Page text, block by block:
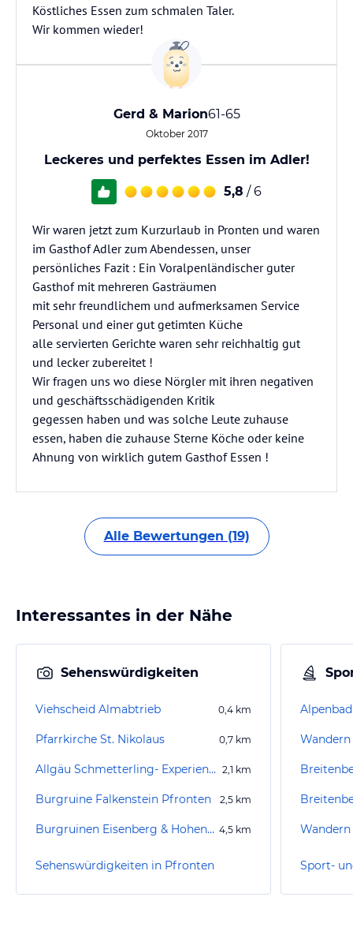
Köstliches Essen zum schmalen Taler.
Wir kommen wieder!
Gerd & Marion61-65
Oktober 2017
Leckeres und perfektes Essen im Adler!
5,8 / 6
Wir waren jetzt zum Kurzurlaub in Pronten und waren
im Gasthof Adler zum Abendessen, unser
persönliches Fazit : Ein Voralpenländischer guter
Gasthof mit mehreren Gasträumen
mit sehr freundlichem und aufmerksamen Service
Personal und einer gut getimten Küche
alle servierten Gerichte waren sehr reichhaltig gut
und lecker zubereitet !
Wir fragen uns wo diese Nörgler mit ihren negativen
und geschäftsschädigenden Kritik
gegessen haben und was solche Leute zuhause
essen, haben die zuhause Sterne Köche oder keine
Ahnung von wirklich gutem Gasthof Essen !
Alle Bewertungen (19)
Interessantes in der Nähe
Sehenswürdigkeiten
Viehscheid Almabtrieb 0,4 km
Pfarrkirche St. Nikolaus 0,7 km
Allgäu Schmetterling- Experience 2,1 km
Burgruine Falkenstein Pfronten 2,5 km
Burgruinen Eisenberg & Hohenfreyberg 4,5 km
Sehenswürdigkeiten in Pfronten